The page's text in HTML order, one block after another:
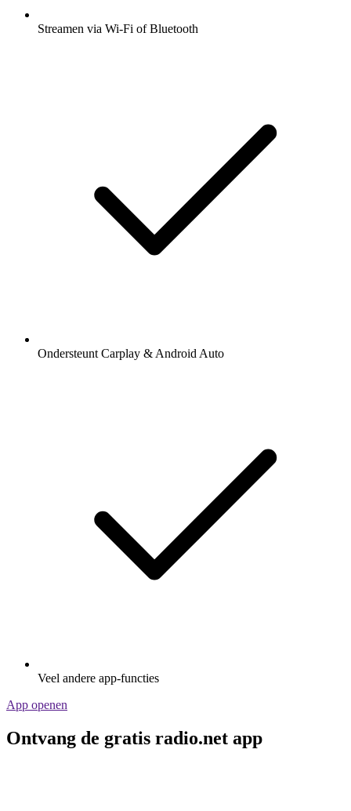
Streamen via Wi-Fi of Bluetooth
Ondersteunt Carplay & Android Auto
Veel andere app-functies
App openen
Ontvang de gratis radio.net app